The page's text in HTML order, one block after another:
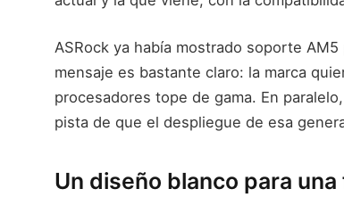
ASRock ya había mostrado soporte
mensaje es bastante claro: la marca
procesadores tope de gama. En paralelo,
pista de que el despliegue de esa
Un diseño blanco para